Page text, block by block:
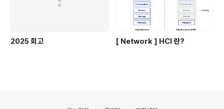
2025 회고 [ Network ] HCI 란?